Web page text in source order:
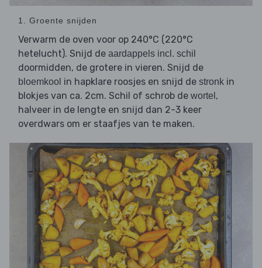
1. Groente snijden
Verwarm de oven voor op 240°C (220°C
hetelucht). Snijd de aardappels incl. schil
doormidden, de grotere in vieren. Snijd de
bloemkool in hapklare roosjes en snijd de stronk in
blokjes van ca. 2cm. Schil of schrob de wortel ,
halveer in de lengte en snijd dan 2-3 keer
overdwars om er staafjes van te maken.